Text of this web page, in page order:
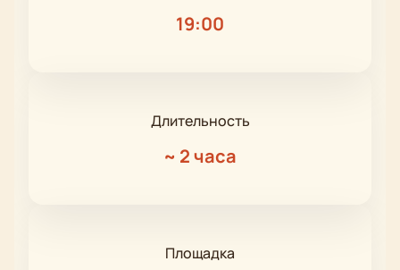
19:00
Длительность
~ 2 часа
Площадка